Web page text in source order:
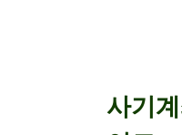
사기